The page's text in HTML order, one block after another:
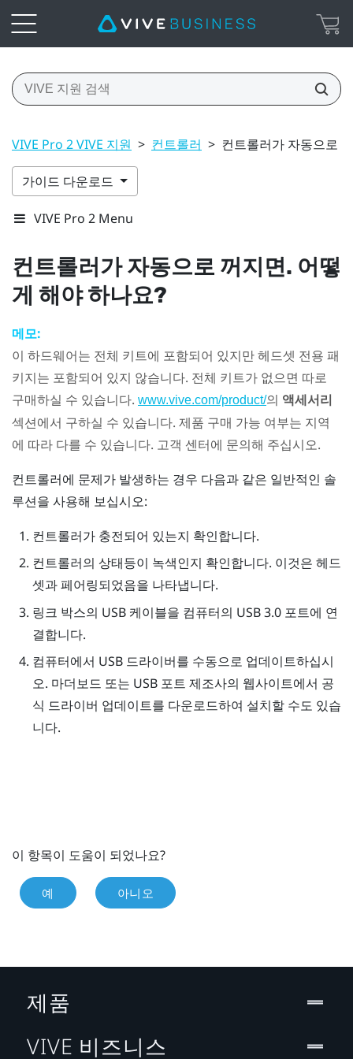
VIVE Pro 2 VIVE 지원 > 컨트롤러 > 컨트롤러가 자동으로
가이드 다운로드
VIVE Pro 2 Menu
컨트롤러가 자동으로 꺼지면. 어떻
게 해야 하나요?
메모:
이 하드웨어는 전체 키트에 포함되어 있지만 헤드셋 전용 패
키지는 포함되어 있지 않습니다. 전체 키트가 없으면 따로
구매하실 수 있습니다. www.vive.com/product/의 액세서리
섹션에서 구하실 수 있습니다. 제품 구매 가능 여부는 지역
에 따라 다를 수 있습니다. 고객 센터에 문의해 주십시오.
컨트롤러에 문제가 발생하는 경우 다음과 같은 일반적인 솔
루션을 사용해 보십시오:
컨트롤러가 충전되어 있는지 확인합니다.
컨트롤러의 상태등이 녹색인지 확인합니다. 이것은 헤드
셋과 페어링되었음을 나타냅니다.
링크 박스의 USB 케이블을 컴퓨터의 USB 3.0 포트에 연
결합니다.
컴퓨터에서 USB 드라이버를 수동으로 업데이트하십시
오. 마더보드 또는 USB 포트 제조사의 웹사이트에서 공
식 드라이버 업데이트를 다운로드하여 설치할 수도 있습
니다.
이 항목이 도움이 되었나요?
예 아니오
제품
VIVE 비즈니스